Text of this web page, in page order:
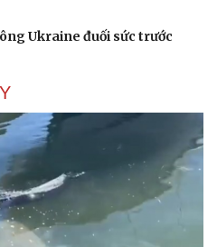
Ukraine đuối sức trước